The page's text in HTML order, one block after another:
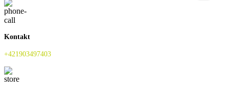
Kontakt
+421903497403